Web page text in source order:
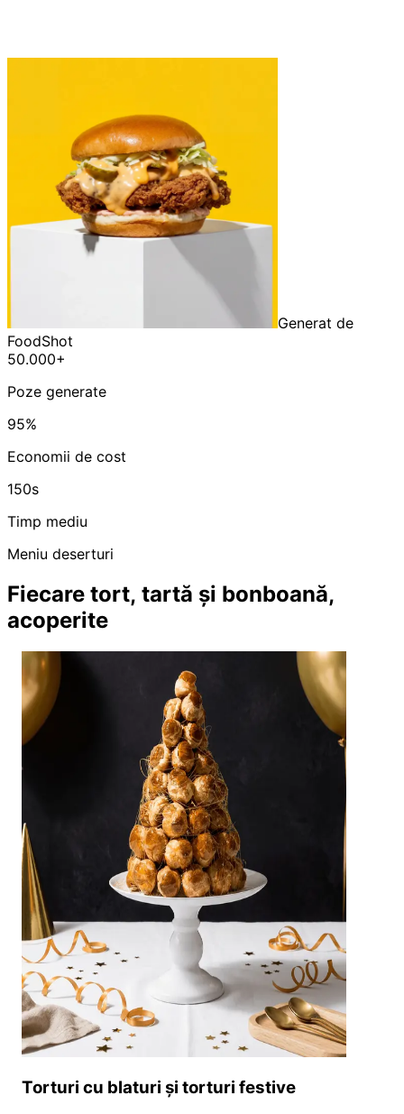
Generat de
FoodShot
50.000+
Poze generate
95%
Economii de cost
150s
Timp mediu
Meniu deserturi
Fiecare tort, tartă și bonboană,
acoperite
Torturi cu blaturi și torturi festive